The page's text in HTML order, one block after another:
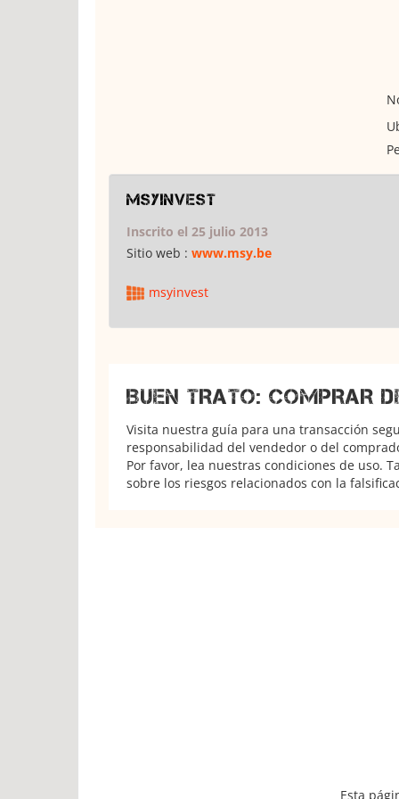
msyinvest
Inscrito el 25 julio 2013
Sitio web : www.msy.be
msyinvest
BUEN TRATO: COMPRAR
Visita nuestra guía para una transacción
responsabilidad del vendedor o del
Por favor, lea nuestras condiciones de uso.
sobre los riesgos relacionados con la
Esta